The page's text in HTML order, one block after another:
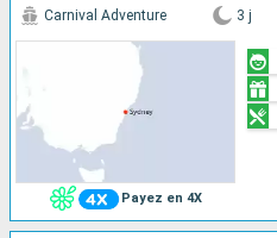
Payez en 4X
Carnival Adventure 3 j